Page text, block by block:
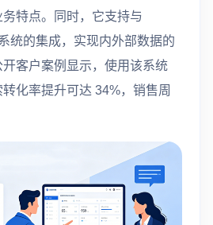
特点。同时，它支持与
统的集成，实现内外部数据的
客户案例显示，使用该系统
化率提升可达 34%，销售周